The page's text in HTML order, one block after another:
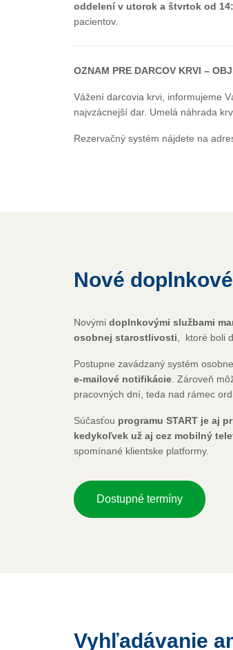
oddelení v utorok a štvrtok od
pacientov.
OZNAM PRE DARCOV KRVI –
Vážení darcovia krvi, informujeme
najvzácnejší dar. Umelá náhrada
Rezervačný systém nájdete na
Nové
Novými doplnkovými službami
osobnej starostlivosti, ktoré boli
Postupne zavádzaný systém
e-mailové notifikácie. Zároveň
pracovných dní, teda nad rámec
Súčasťou programu START je aj
kedykoľvek už aj cez mobilný
spomínané klientske platformy.
Dostupné termíny
Vyhľadávanie